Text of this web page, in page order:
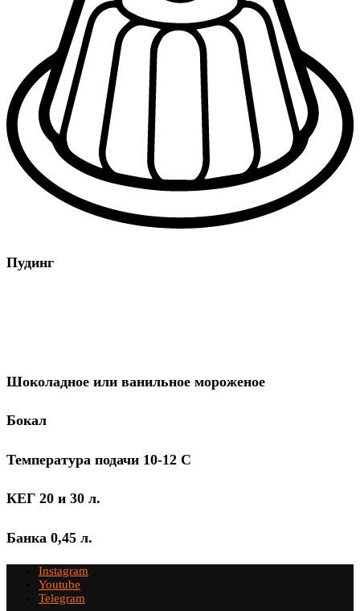
Пудинг
Шоколадное или ванильное мороженое
Бокал
Температура подачи 10-12 С
КЕГ 20 и 30 л.
Банка 0,45 л.
Instagram
Youtube
Telegram